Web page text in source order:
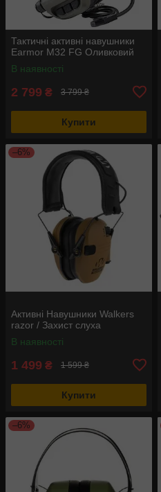
Тактичні активні навушники
Earmor M32 FG Оливковий
В наявності
2 799 ₴ 3 799 ₴
Купити
–6%
Активні Навушники Walkers
razor / Захист слуха
В наявності
1 499 ₴ 1 599 ₴
Купити
–6%